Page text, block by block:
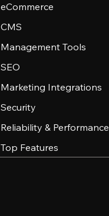
eCommerce
CMS
Management Tools
SEO
Marketing Integrations
Security
Reliability & Performance
Top Features